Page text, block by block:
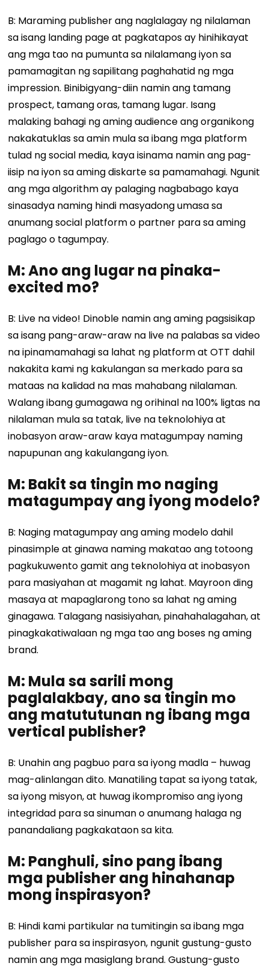
B: Maraming publisher ang naglalagay ng nilalaman
sa isang landing page at pagkatapos ay hinihikayat
ang mga tao na pumunta sa nilalamang iyon sa
pamamagitan ng sapilitang paghahatid ng mga
impression. Binibigyang-diin namin ang tamang
prospect, tamang oras, tamang lugar. Isang
malaking bahagi ng aming audience ang organikong
nakakatuklas sa amin mula sa ibang mga platform
tulad ng social media, kaya isinama namin ang pag-
iisip na iyon sa aming diskarte sa pamamahagi. Ngunit
ang mga algorithm ay palaging nagbabago kaya
sinasadya naming hindi masyadong umasa sa
anumang social platform o partner para sa aming
paglago o tagumpay.
M: Ano ang lugar na pinaka-
excited mo?
B: Live na video! Dinoble namin ang aming pagsisikap
sa isang pang-araw-araw na live na palabas sa video
na ipinamamahagi sa lahat ng platform at OTT dahil
nakakita kami ng kakulangan sa merkado para sa
mataas na kalidad na mas mahabang nilalaman.
Walang ibang gumagawa ng orihinal na 100% ligtas na
nilalaman mula sa tatak, live na teknolohiya at
inobasyon araw-araw kaya matagumpay naming
napupunan ang kakulangang iyon.
M: Bakit sa tingin mo naging
matagumpay ang iyong modelo?
B: Naging matagumpay ang aming modelo dahil
pinasimple at ginawa naming makatao ang totoong
pagkukuwento gamit ang teknolohiya at inobasyon
para masiyahan at magamit ng lahat. Mayroon ding
masaya at mapaglarong tono sa lahat ng aming
ginagawa. Talagang nasisiyahan, pinahahalagahan, at
pinagkakatiwalaan ng mga tao ang boses ng aming
brand.
M: Mula sa sarili mong
paglalakbay, ano sa tingin mo
ang matututunan ng ibang mga
vertical publisher?
B: Unahin ang pagbuo para sa iyong madla – huwag
mag-alinlangan dito. Manatiling tapat sa iyong tatak,
sa iyong misyon, at huwag ikompromiso ang iyong
integridad para sa sinuman o anumang halaga ng
panandaliang pagkakataon sa kita.
M: Panghuli, sino pang ibang
mga publisher ang hinahanap
mong inspirasyon?
B: Hindi kami partikular na tumitingin sa ibang mga
publisher para sa inspirasyon, ngunit gustung-gusto
namin ang mga masiglang brand. Gustung-gusto